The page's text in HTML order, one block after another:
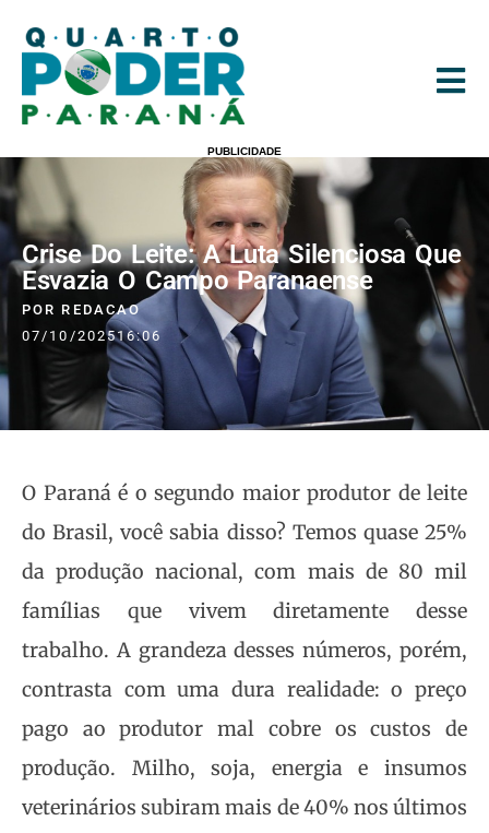
PUBLICIDADE
Crise Do Leite: A Luta Silenciosa Que
Esvazia O Campo Paranaense
POR REDACAO
07/10/202516:06
O Paraná é o segundo maior produtor de leite
do Brasil, você sabia disso? Temos quase 25%
da produção nacional, com mais de 80 mil
famílias que vivem diretamente desse
trabalho. A grandeza desses números, porém,
contrasta com uma dura realidade: o preço
pago ao produtor mal cobre os custos de
produção. Milho, soja, energia e insumos
veterinários subiram mais de 40% nos últimos